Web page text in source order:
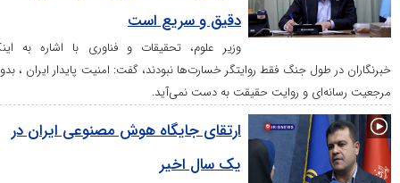
دقیق و سریع است
وزیر علوم، تحقیقات و فناوری با اشاره به اینکه
جنگ فقط روایتگر خسارت‌ها نبودند، گفت: امنیت پایدار ایران ، بدون
و روایت حقیقت به دست نمی‌آید.
ارتقای جایگاه هوش مصنوعی ایران در
یک سال اخیر